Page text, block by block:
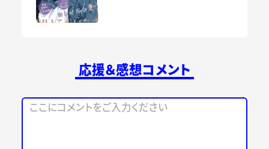
応援＆感想コメント